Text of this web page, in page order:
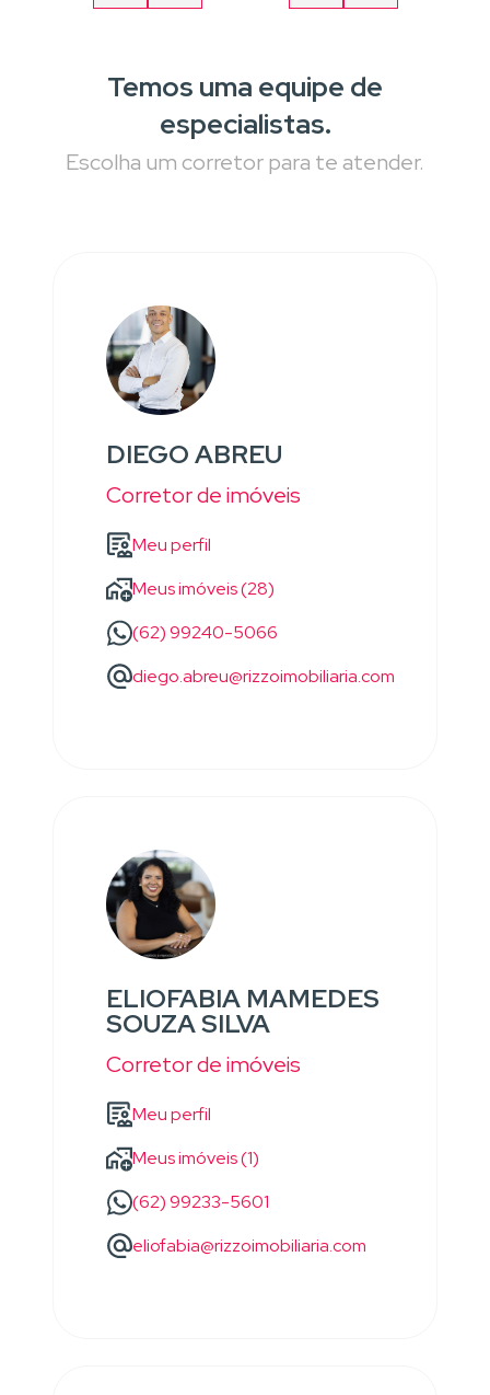
Primeira
página
Página
anterior
Próxima
página
Última
página
Temos uma equipe de
especialistas.
Escolha um corretor para te atender.
DIEGO ABREU
Corretor de imóveis
Meu perfil
Meus imóveis (28)
(62) 99240-5066
diego.abreu@rizzoimobiliaria.com
ELIOFABIA MAMEDES
SOUZA SILVA
Corretor de imóveis
Meu perfil
Meus imóveis (1)
(62) 99233-5601
eliofabia@rizzoimobiliaria.com